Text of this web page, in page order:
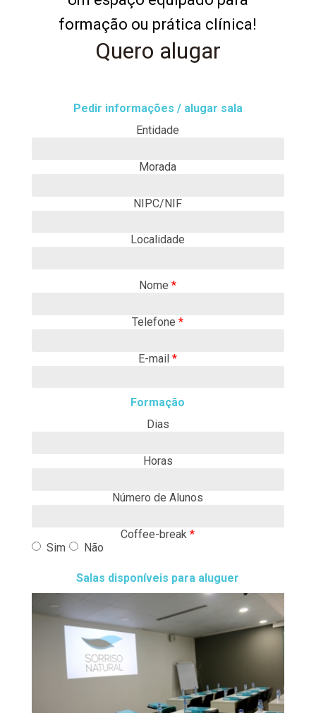
espaço!
formação ou prática clínica!
Quero alugar
Pedir informações / alugar sala
Entidade
Morada
NIPC/NIF
Localidade
Nome*
Telefone*
E-mail*
Formação
Dias
Horas
Número de Alunos
Coffee-break*
Sim
Não
Salas disponíveis para aluguer